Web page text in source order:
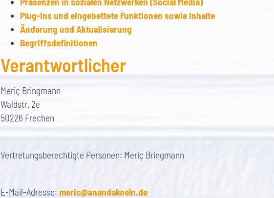
Plug-ins und eingebettete Funktionen sowie Inhalte
Änderung und Aktualisierung
Begriffsdefinitionen
Verantwortlicher
Meriç Bringmann
Waldstr. 2e
50226 Frechen
Vertretungsberechtigte Personen: Meriç Bringmann
E-Mail-Adresse: meric@anandakoeln.de